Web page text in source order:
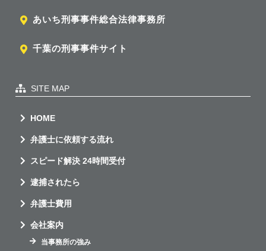
あいち刑事事件総合法律事務所
千葉の刑事事件サイト
SITE MAP
HOME
弁護士に依頼する流れ
スピード解決 24時間受付
逮捕されたら
弁護士費用
会社案内
当事務所の強み